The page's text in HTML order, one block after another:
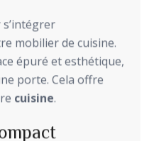
mobilier de cuisine.
épuré et esthétique,
porte. Cela offre
cuisine.